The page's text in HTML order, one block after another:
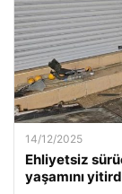
14/12/2025
Ehliyetsiz
yaşamını